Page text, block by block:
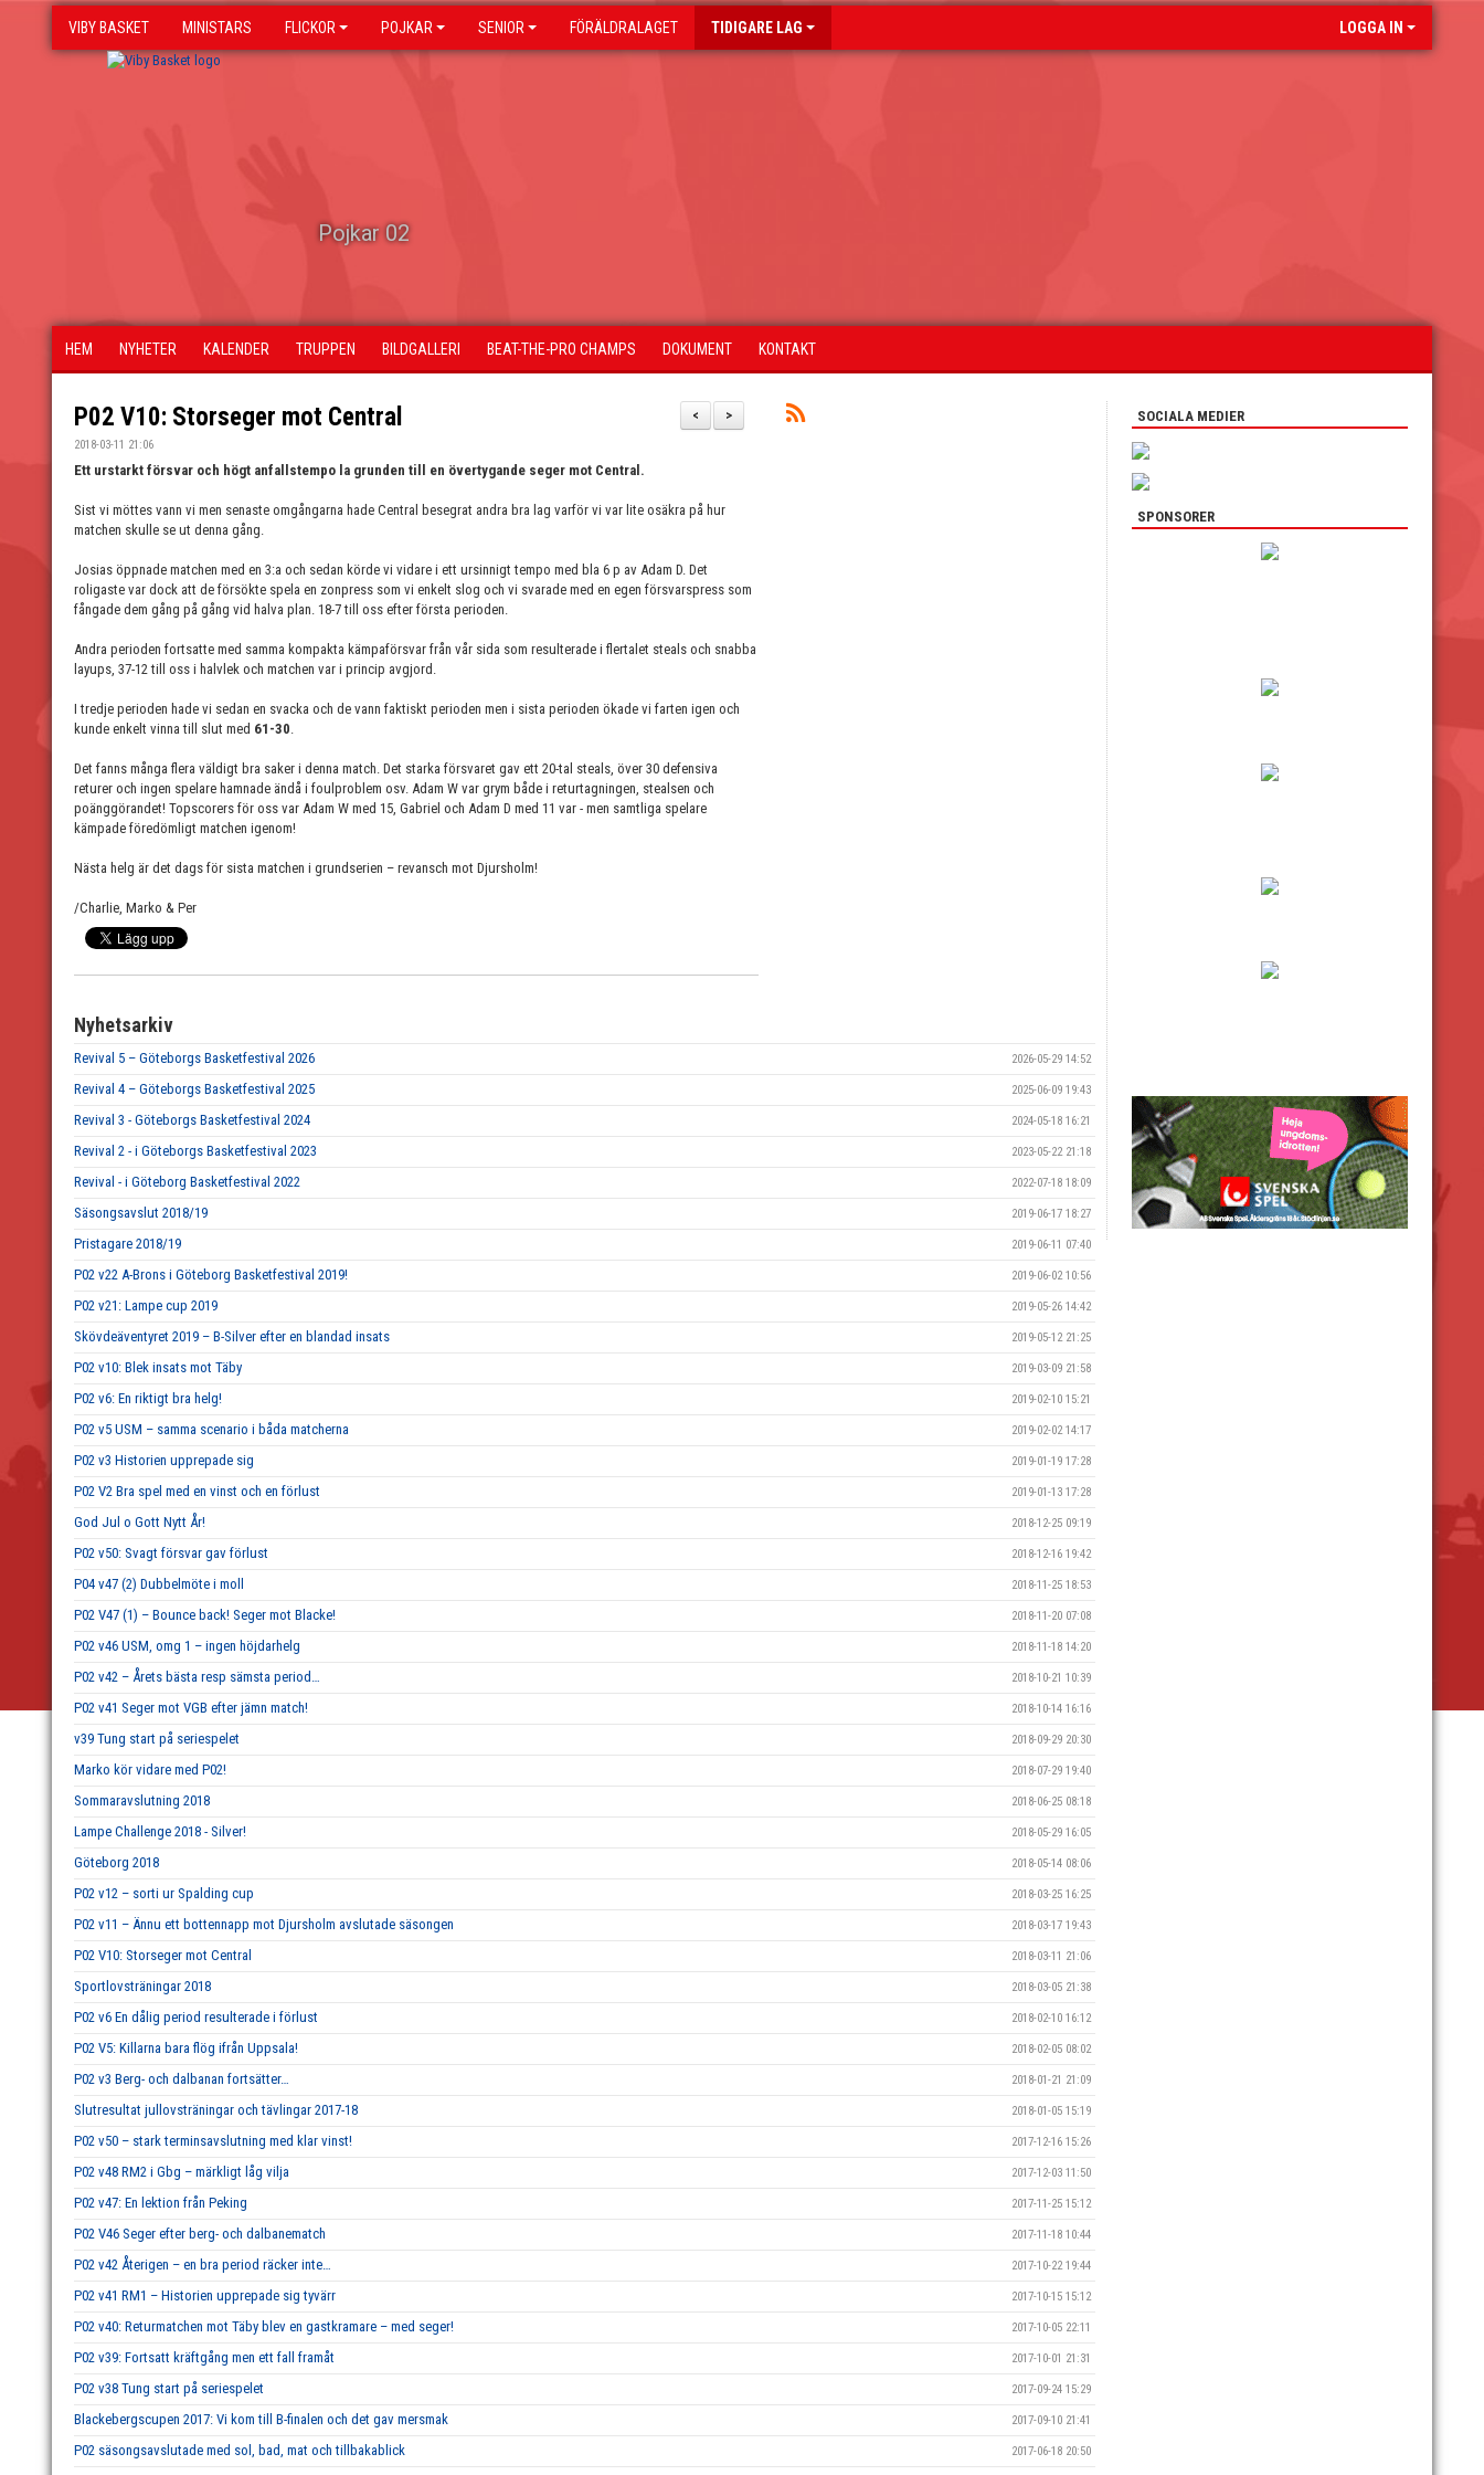
VIBY BASKET MINISTARS FLICKOR POJKAR SENIOR FÖRÄLDRALAGET TIDIGARE LAG LOGGA IN
Pojkar 02
HEM NYHETER KALENDER TRUPPEN BILDGALLERI BEAT-THE-PRO CHAMPS DOKUMENT KONTAKT
>
<
P02 V10: Storseger mot Central
2018-03-11 21:06
Ett urstarkt försvar och högt anfallstempo la grunden till en övertygande seger mot Central.
Sist vi möttes vann vi men senaste omgångarna hade Central besegrat andra bra lag varför vi var lite osäkra på hur
matchen skulle se ut denna gång.
Josias öppnade matchen med en 3:a och sedan körde vi vidare i ett ursinnigt tempo med bla 6 p av Adam D. Det
roligaste var dock att de försökte spela en zonpress som vi enkelt slog och vi svarade med en egen försvarspress som
fångade dem gång på gång vid halva plan. 18-7 till oss efter första perioden.
Andra perioden fortsatte med samma kompakta kämpaförsvar från vår sida som resulterade i flertalet steals och snabba
layups, 37-12 till oss i halvlek och matchen var i princip avgjord.
I tredje perioden hade vi sedan en svacka och de vann faktiskt perioden men i sista perioden ökade vi farten igen och
kunde enkelt vinna till slut med 61-30.
Det fanns många flera väldigt bra saker i denna match. Det starka försvaret gav ett 20-tal steals, över 30 defensiva
returer och ingen spelare hamnade ändå i foulproblem osv. Adam W var grym både i returtagningen, stealsen och
poänggörandet! Topscorers för oss var Adam W med 15, Gabriel och Adam D med 11 var - men samtliga spelare
kämpade föredömligt matchen igenom!
Nästa helg är det dags för sista matchen i grundserien – revansch mot Djursholm!
/Charlie, Marko & Per
Nyhetsarkiv
Revival 5 – Göteborgs Basketfestival 2026 2026-05-29 14:52
Revival 4 – Göteborgs Basketfestival 2025 2025-06-09 19:43
Revival 3 - Göteborgs Basketfestival 2024 2024-05-18 16:21
Revival 2 - i Göteborgs Basketfestival 2023 2023-05-22 21:18
Revival - i Göteborg Basketfestival 2022 2022-07-18 18:09
Säsongsavslut 2018/19 2019-06-17 18:27
Pristagare 2018/19 2019-06-11 07:40
P02 v22 A-Brons i Göteborg Basketfestival 2019! 2019-06-02 10:56
P02 v21: Lampe cup 2019 2019-05-26 14:42
Skövdeäventyret 2019 – B-Silver efter en blandad insats 2019-05-12 21:25
P02 v10: Blek insats mot Täby 2019-03-09 21:58
P02 v6: En riktigt bra helg! 2019-02-10 15:21
P02 v5 USM – samma scenario i båda matcherna 2019-02-02 14:17
P02 v3 Historien upprepade sig 2019-01-19 17:28
P02 V2 Bra spel med en vinst och en förlust 2019-01-13 17:28
God Jul o Gott Nytt År! 2018-12-25 09:19
P02 v50: Svagt försvar gav förlust 2018-12-16 19:42
P04 v47 (2) Dubbelmöte i moll 2018-11-25 18:53
P02 V47 (1) – Bounce back! Seger mot Blacke! 2018-11-20 07:08
P02 v46 USM, omg 1 – ingen höjdarhelg 2018-11-18 14:20
P02 v42 – Årets bästa resp sämsta period… 2018-10-21 10:39
P02 v41 Seger mot VGB efter jämn match! 2018-10-14 16:16
v39 Tung start på seriespelet 2018-09-29 20:30
Marko kör vidare med P02! 2018-07-29 19:40
Sommaravslutning 2018 2018-06-25 08:18
Lampe Challenge 2018 - Silver! 2018-05-29 16:05
Göteborg 2018 2018-05-14 08:06
P02 v12 – sorti ur Spalding cup 2018-03-25 16:25
P02 v11 – Ännu ett bottennapp mot Djursholm avslutade säsongen 2018-03-17 19:43
P02 V10: Storseger mot Central 2018-03-11 21:06
Sportlovsträningar 2018 2018-03-05 21:38
P02 v6 En dålig period resulterade i förlust 2018-02-10 16:12
P02 V5: Killarna bara flög ifrån Uppsala! 2018-02-05 08:02
P02 v3 Berg- och dalbanan fortsätter… 2018-01-21 21:09
Slutresultat jullovsträningar och tävlingar 2017-18 2018-01-05 15:19
P02 v50 – stark terminsavslutning med klar vinst! 2017-12-16 15:26
P02 v48 RM2 i Gbg – märkligt låg vilja 2017-12-03 11:50
P02 v47: En lektion från Peking 2017-11-25 15:12
P02 V46 Seger efter berg- och dalbanematch 2017-11-18 10:44
P02 v42 Återigen – en bra period räcker inte… 2017-10-22 19:44
P02 v41 RM1 – Historien upprepade sig tyvärr 2017-10-15 15:12
P02 v40: Returmatchen mot Täby blev en gastkramare – med seger! 2017-10-05 22:11
P02 v39: Fortsatt kräftgång men ett fall framåt 2017-10-01 21:31
P02 v38 Tung start på seriespelet 2017-09-24 15:29
Blackebergscupen 2017: Vi kom till B-finalen och det gav mersmak 2017-09-10 21:41
P02 säsongsavslutade med sol, bad, mat och tillbakablick 2017-06-18 20:50
SOCIALA MEDIER
SPONSORER